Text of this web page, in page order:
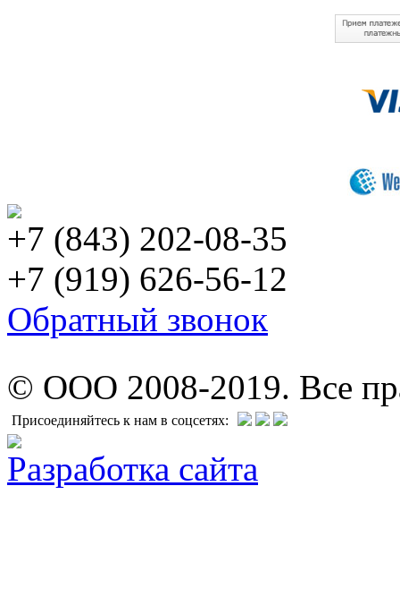
+7 (843) 202-08-35
+7 (919) 626-56-12
Обратный звонок
© ООО 2008-2019. Все
Присоединяйтесь к нам в соцсетях:
Разработка сайта